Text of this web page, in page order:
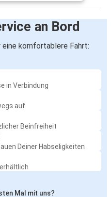
an Bord
komfortablere Fahrt:
in Verbindung
auf
Beinfreiheit
Deiner Habseligkeiten
Mal mit uns?